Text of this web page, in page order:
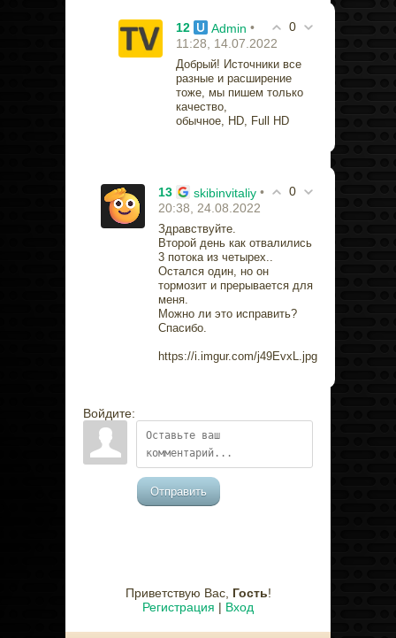
0
12 Admin •
11:28, 14.07.2022
Добрый! Источники все
разные и расширение
тоже, мы пишем только
качество,
обычное, HD, Full HD
0
13 skibinvitaliy •
20:38, 24.08.2022
Здравствуйте.
Второй день как отвалились
3 потока из четырех..
Остался один, но он
тормозит и прерывается для
меня.
Можно ли это исправить?
Спасибо.
https://i.imgur.com/j49EvxL.jpg
Войдите:
Отправить
Приветствую Вас, Гость!
Регистрация | Вход